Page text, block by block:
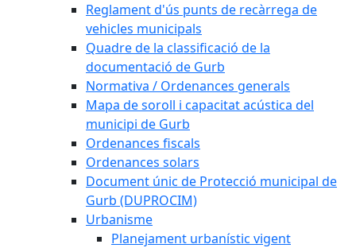
Reglament d'ús punts de recàrrega de
vehicles municipals
Quadre de la classificació de la
documentació de Gurb
Normativa / Ordenances generals
Mapa de soroll i capacitat acústica del
municipi de Gurb
Ordenances fiscals
Ordenances solars
Document únic de Protecció municipal de
Gurb (DUPROCIM)
Urbanisme
Planejament urbanístic vigent